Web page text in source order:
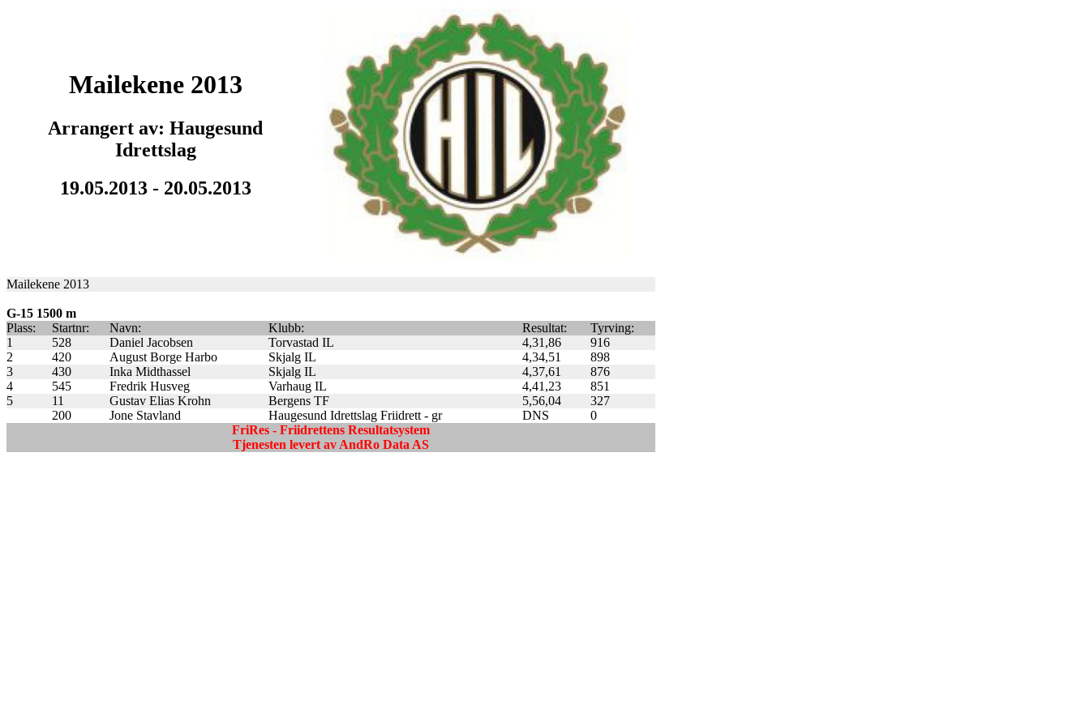
Mailekene 2013
Arrangert av: Haugesund
Idrettslag
19.05.2013 - 20.05.2013
Mailekene 2013
G-15 1500 m
Plass:
Startnr: Navn: Klubb: Resultat:
Tyrving:
1
528 Daniel Jacobsen Torvastad IL 4,31,86
916
2
420 August Borge Harbo Skjalg IL 4,34,51
898
3
430 Inka Midthassel Skjalg IL 4,37,61
876
4
545 Fredrik Husveg Varhaug IL 4,41,23
851
5
11 Gustav Elias Krohn Bergens TF 5,56,04
327
200
Jone Stavland Haugesund Idrettslag Friidrett - gr DNS
0
FriRes - Friidrettens Resultatsystem
Tjenesten levert av AndRo Data AS